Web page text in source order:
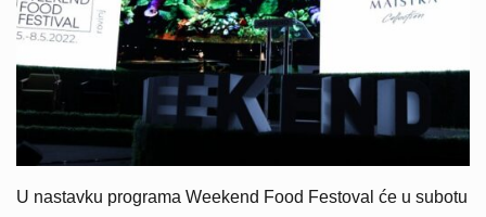
U nastavku programa Weekend Food Festoval će u subotu